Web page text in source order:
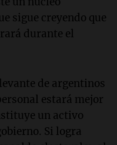
sigue creyendo que
durante el
de argentinos
estará mejor
un activo
Si logra